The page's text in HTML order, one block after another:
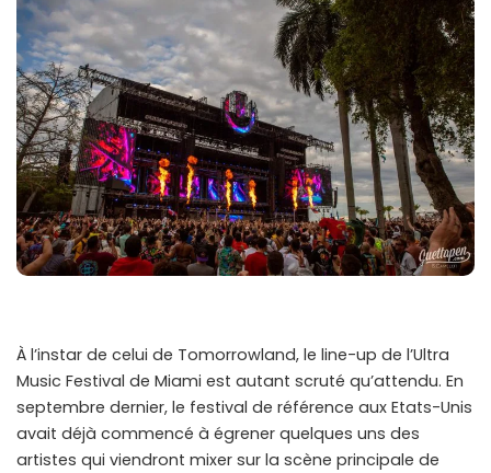
À l’instar de celui de Tomorrowland, le line-up de l’Ultra
Music Festival de Miami est autant scruté qu’attendu. En
septembre dernier, le festival de référence aux Etats-Unis
avait déjà commencé à égrener quelques uns des
artistes qui viendront mixer sur la scène principale de